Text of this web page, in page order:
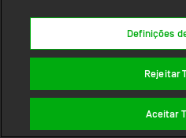
Definições
Rejeitar
Aceitar